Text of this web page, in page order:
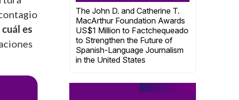
cuál es
The John D. and Catherine T.
MacArthur Foundation Awards
US$1 Million to Factchequeado
to Strengthen the Future of
Spanish-Language Journalism
in the United States